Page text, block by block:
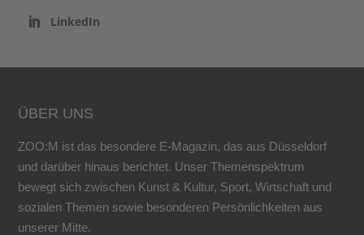
LinkedIn
ÜBER UNS
ZOO:M ist das besondere E-Magazin, das aus Düsseldorf
und darüber hinaus berichtet. Unser Themenspektrum
bewegt sich zwischen Kunst & Kultur, Sport, Wirtschaft und
sozialen Themen sowie besonderen Persönlichkeiten aus
unserer Mitte.